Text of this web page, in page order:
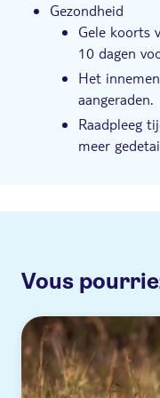
Gezondheid
Gele koorts
10 dagen
Het
aangeraden.
Raadpleeg
meer
Vous